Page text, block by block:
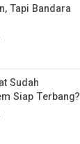
Tapi Bandara
Sudah
Siap Terbang?